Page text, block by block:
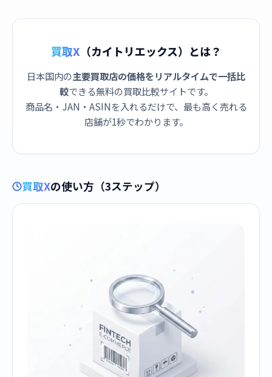
買取X （カイトリエックス）とは？
日本国内の主要買取店の価格をリアルタイムで一括比
較できる無料の買取比較サイトです。
商品名・JAN・ASINを入れるだけで、最も高く売れる
店舗が1秒でわかります。
買取Xの使い方（3ステップ）